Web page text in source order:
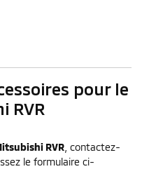
pour le
RVR
RVR , contactez-
le formulaire ci-